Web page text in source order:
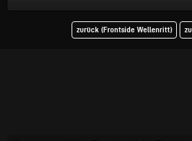
zurück (Frontside Wellenritt)